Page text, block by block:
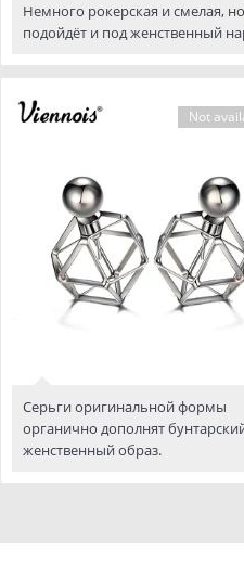
Немного рокерская и смелая, но
подойдёт и под женственный
Not
Серьги оригинальной формы
органично дополнят
женственный образ.